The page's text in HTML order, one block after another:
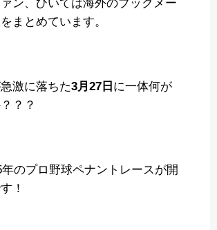
ン、ひいては海外のブックメー
まとめています。
激に落ちた3月27日 に一体何が
？？
のプロ野球ペナントレースが開
！